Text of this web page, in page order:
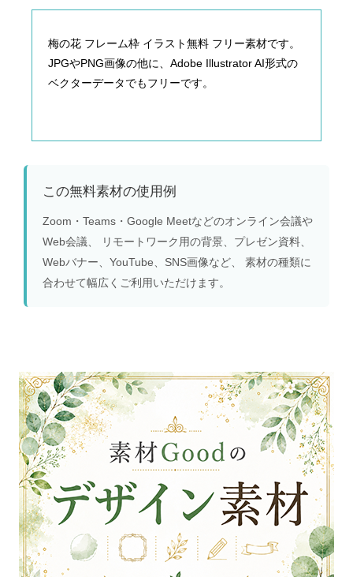
梅の花 フレーム枠 イラスト無料 フリー素材です。
JPGやPNG画像の他に、Adobe Illustrator AI形式の
ベクターデータでもフリーです。
この無料素材の使用例
Zoom・Teams・Google Meetなどのオンライン会議や
Web会議、 リモートワーク用の背景、プレゼン資料、
Webバナー、YouTube、SNS画像など、 素材の種類に
合わせて幅広くご利用いただけます。